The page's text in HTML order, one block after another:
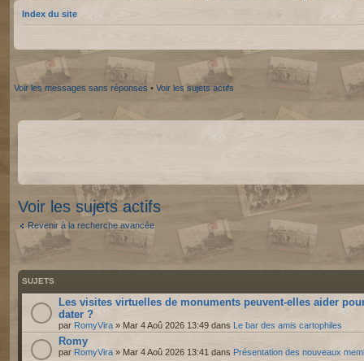
Index du site
Voir les messages sans réponses • Voir les sujets actifs
Voir les sujets actifs
Revenir à la recherche avancée
SUJETS
Les visites virtuelles de monuments peuvent-elles aider
dater ?
par RomyVira » Mar 4 Aoû 2026 13:49 dans Le bar des amis cartophiles
Romy
par RomyVira » Mar 4 Aoû 2026 13:41 dans Présentation des nouveaux